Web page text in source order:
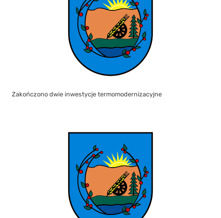
Zakończono dwie inwestycje termomodernizacyjne